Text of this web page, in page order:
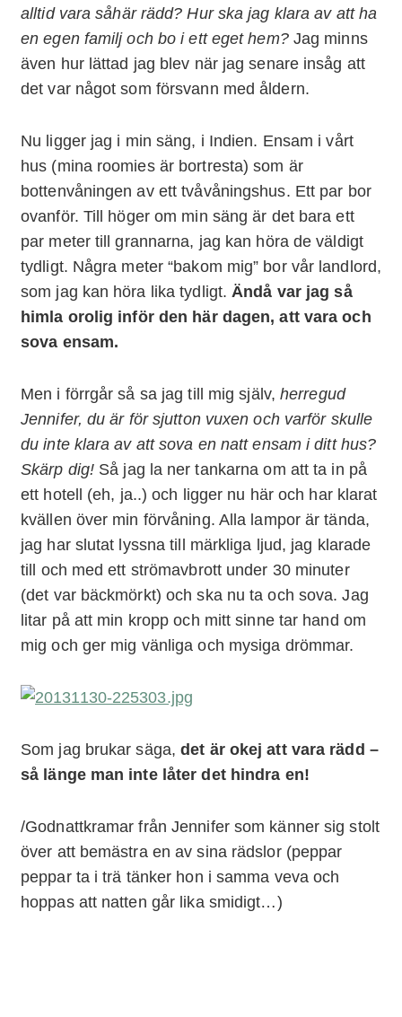
alltid vara såhär rädd? Hur ska jag klara av att ha
en egen familj och bo i ett eget hem?Jag minns
även hur lättad jag blev när jag senare insåg att
det var något som försvann med åldern.
Nu ligger jag i min säng, i Indien. Ensam i vårt
hus (mina roomies är bortresta) som är
bottenvåningen av ett tvåvåningshus. Ett par bor
ovanför. Till höger om min säng är det bara ett
par meter till grannarna, jag kan höra de väldigt
tydligt. Några meter “bakom mig” bor vår landlord,
som jag kan höra lika tydligt. Ändå var jag så
himla orolig inför den här dagen, att vara och
sova ensam.
Men i förrgår så sa jag till mig själv, herregud
Jennifer, du är för sjutton vuxen och varför skulle
du inte klara av att sova en natt ensam i ditt hus?
Skärp dig! Så jag la ner tankarna om att ta in på
ett hotell (eh, ja..) och ligger nu här och har klarat
kvällen över min förvåning. Alla lampor är tända,
jag har slutat lyssna till märkliga ljud, jag klarade
till och med ett strömavbrott under 30 minuter
(det var bäckmörkt) och ska nu ta och sova. Jag
litar på att min kropp och mitt sinne tar hand om
mig och ger mig vänliga och mysiga drömmar.
Som jag brukar säga,det är okej att vara rädd –
så länge man inte låter det hindra en!
/Godnattkramar från Jennifer som känner sig stolt
över att bemästra en av sina rädslor (peppar
peppar ta i trä tänker hon i samma veva och
hoppas att natten går lika smidigt…)